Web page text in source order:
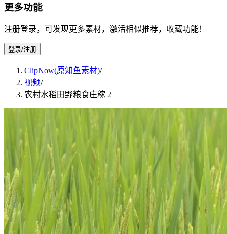
更多功能
注册登录，可发现更多素材，激活相似推荐，收藏功能！
登录/注册
ClipNow(原知鱼素材)/
视频/
农村水稻田野粮食庄稼 2